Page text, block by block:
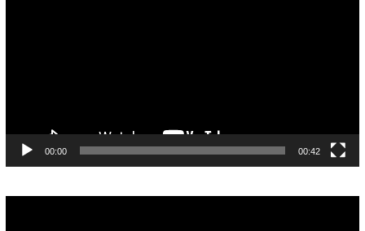
00:00 00:42